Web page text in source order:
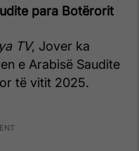
para Botërorit
TV, Jover ka
e Arabisë Saudite
të vitit 2025.